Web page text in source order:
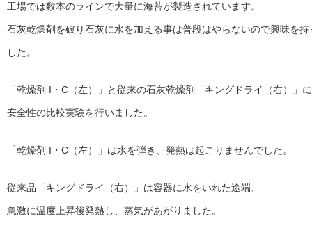
工場では数本のラインで大量に海苔が製造されています。
石灰乾燥剤を破り石灰に水を加える事は普段はやらないので興味を
した。
「乾燥剤 I・C（左）」と従来の石灰乾燥剤「キングドライ（右）」
安全性の比較実験を行いました。
「乾燥剤 I・C（左）」は水を弾き、発熱は起こりませんでした。
従来品「キングドライ（右）」は容器に水をいれた途端、
急激に温度上昇後発熱し、蒸気があがりました。